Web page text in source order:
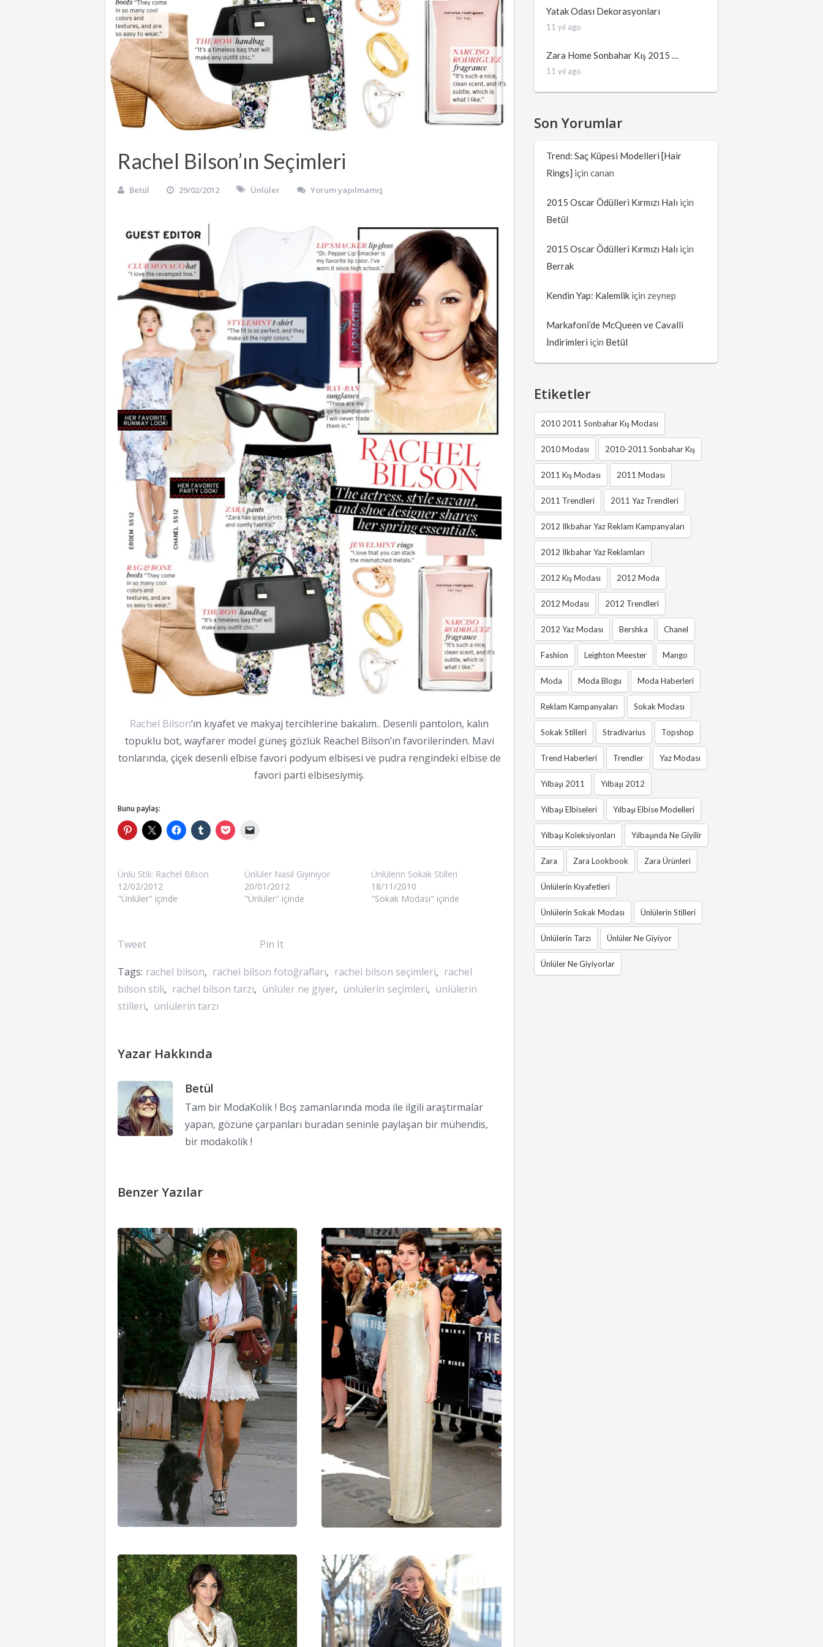
Rachel Bilson’ın Seçimleri
Betül 29/02/2012 Ünlüler Yorum yapılmamış
Rachel Bilson‘ın kıyafet ve makyaj tercihlerine bakalım.. Desenli pantolon, kalın
topuklu bot, wayfarer model güneş gözlük Reachel Bilson’ın favorilerinden. Mavi
tonlarında, çiçek desenli elbise favori podyum elbisesi ve pudra rengindeki elbise de
favori parti elbisesiymiş.
Bunu paylaş:
Ünlü Stili: Rachel Bilson
12/02/2012
"Ünlüler" içinde
Ünlüler Nasıl Giyiniyor
20/01/2012
"Ünlüler" içinde
Ünlülerin Sokak Stilleri
18/11/2010
"Sokak Modası" içinde
Tweet Pin It
Tags: rachel bilson, rachel bilson fotoğrafları, rachel bilson seçimleri, rachel
bilson stili, rachel bilson tarzı, ünlüler ne giyer, ünlülerin seçimleri, ünlülerin
stilleri, ünlülerin tarzı
Yazar Hakkında
Betül
Tam bir ModaKolik ! Boş zamanlarında moda ile ilgili araştırmalar
yapan, gözüne çarpanları buradan seninle paylaşan bir mühendis,
bir modakolik !
Benzer Yazılar
Ünlü
Stili:
Sienna
Miller
08/01/2012
Ünlü
Stili:
Alexa
Chung
26/02/2012
Yatak Odası Dekorasyonları
11 yıl ago
Zara Home Sonbahar Kış 2015 …
11 yıl ago
Son Yorumlar
Trend: Saç Küpesi Modelleri [Hair
Rings] için canan
2015 Oscar Ödülleri Kırmızı Halı için
Betül
2015 Oscar Ödülleri Kırmızı Halı için
Berrak
Kendin Yap: Kalemlik için zeynep
Markafoni’de McQueen ve Cavalli
İndirimleri için Betül
Etiketler
2010 2011 Sonbahar Kış Modası
2010 Modası 2010-2011 Sonbahar Kış
2011 Kış Modası 2011 Modası
2011 Trendleri 2011 Yaz Trendleri
2012 Ilkbahar Yaz Reklam Kampanyaları
2012 Ilkbahar Yaz Reklamları
2012 Kış Modası 2012 Moda
2012 Modası 2012 Trendleri
2012 Yaz Modası Bershka Chanel
Fashion Leighton Meester Mango
Moda Moda Blogu Moda Haberleri
Reklam Kampanyaları Sokak Modası
Sokak Stilleri Stradivarius Topshop
Trend Haberleri Trendler Yaz Modası
Yılbaşı 2011 Yılbaşı 2012
Yılbaşı Elbiseleri Yılbaşı Elbise Modelleri
Yılbaşı Koleksiyonları Yılbaşında Ne Giyilir
Zara Zara Lookbook Zara Ürünleri
Ünlülerin Kıyafetleri
Ünlülerin Sokak Modası Ünlülerin Stilleri
Ünlülerin Tarzı Ünlüler Ne Giyiyor
Ünlüler Ne Giyiyorlar